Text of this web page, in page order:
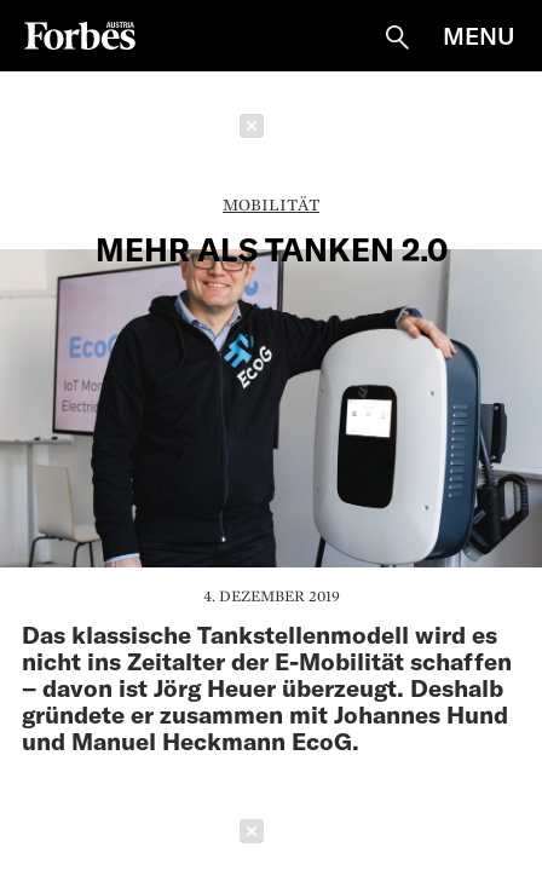
Suche
MENU
MOBILITÄT
MEHR ALS TANKEN 2.0
4. DEZEMBER 2019
Das klassische Tankstellenmodell wird es
nicht ins Zeitalter der E-Mobilität schaffen
– davon ist Jörg Heuer überzeugt. Deshalb
gründete er zusammen mit Johannes Hund
und Manuel Heckmann EcoG.